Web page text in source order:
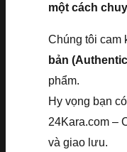
một cách
Chúng tôi cam
bản
phẩm.
Hy vọng bạn
24Kara.com –
và giao lưu.